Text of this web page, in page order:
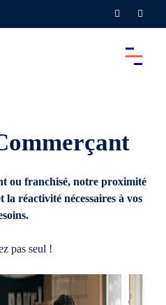
ou franchisé, notre proximité
la réactivité nécessaires à vos
pas seul !